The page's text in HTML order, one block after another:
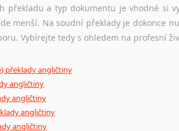
překladu a typ dokumentu je vhodné si
menší. Na soudní překlady je dokonce
Vybírejte tedy s ohledem na profesní
překlady angličtiny
angličtiny
angličtiny
angličtiny
angličtiny